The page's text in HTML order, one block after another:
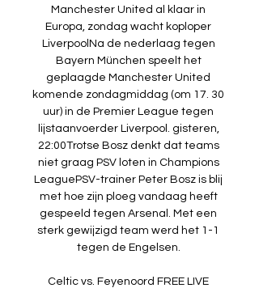
Manchester United al klaar in
Europa, zondag wacht koploper
LiverpoolNa de nederlaag tegen
Bayern München speelt het
geplaagde Manchester United
komende zondagmiddag (om 17. 30
uur) in de Premier League tegen
lijstaanvoerder Liverpool. gisteren,
22:00Trotse Bosz denkt dat teams
niet graag PSV loten in Champions
LeaguePSV-trainer Peter Bosz is blij
met hoe zijn ploeg vandaag heeft
gespeeld tegen Arsenal. Met een
sterk gewijzigd team werd het 1-1
tegen de Engelsen.
Celtic vs. Feyenoord FREE LIVE